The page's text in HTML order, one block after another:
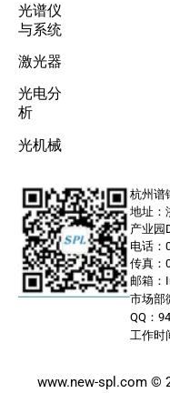
光谱仪
与系统
激光器
光电分
析
光机械
杭州谱
地址：
产业园
电话：
传真：
邮箱：
市场部
QQ：
工作时
www.new-spl.com ©